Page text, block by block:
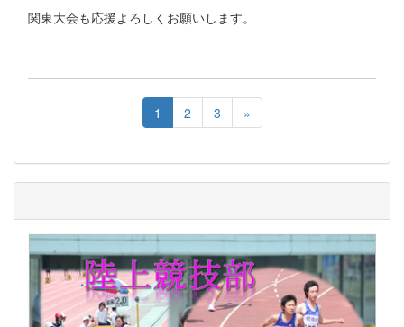
関東大会も応援よろしくお願いします。
1 2 3 »